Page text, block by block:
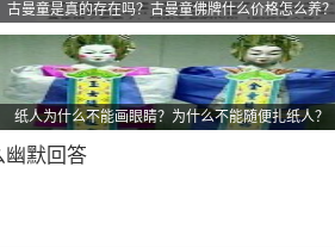
古曼童是真的存在吗？古曼童佛牌什么价格怎么养？
纸人为什么不能画眼睛？为什么不能随便扎纸人？
幽默回答